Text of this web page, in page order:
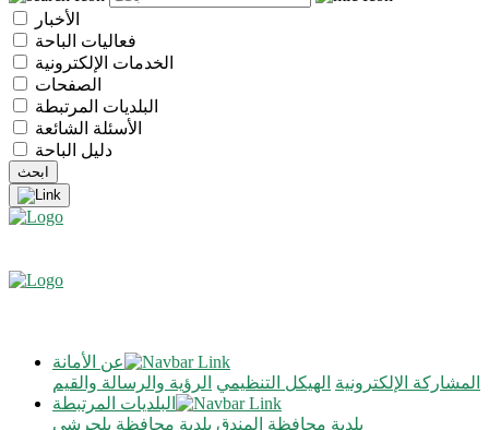
الأخبار
فعاليات الباحة
الخدمات الإلكترونية
الصفحات
البلديات المرتبطة
الأسئلة الشائعة
دليل الباحة
عن الأمانة
الرؤية والرسالة والقيم الهيكل التنظيمي المشاركة الإلكترونية
البلديات المرتبطة
بلدية محافظة بلجرشي بلدية محافظة المندق